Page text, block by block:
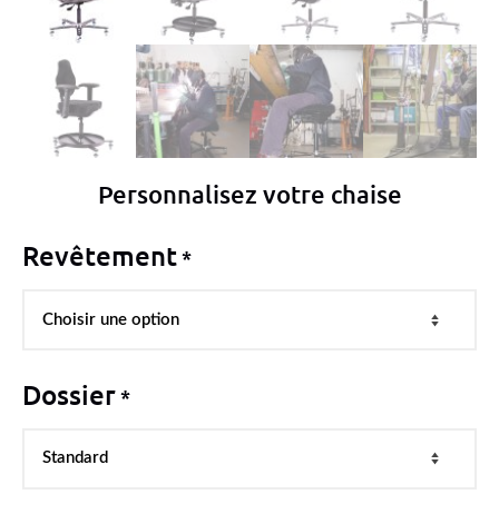
Personnalisez votre chaise
Revêtement*
Dossier*